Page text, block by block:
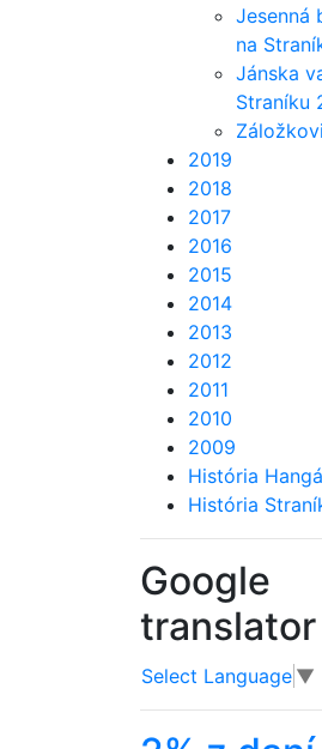
Jesenná
na
Jánska
Straníku
2019
2018
2017
2016
2015
2014
2013
2012
2011
2010
2009
História
História
Google
translator
Select Language ▼